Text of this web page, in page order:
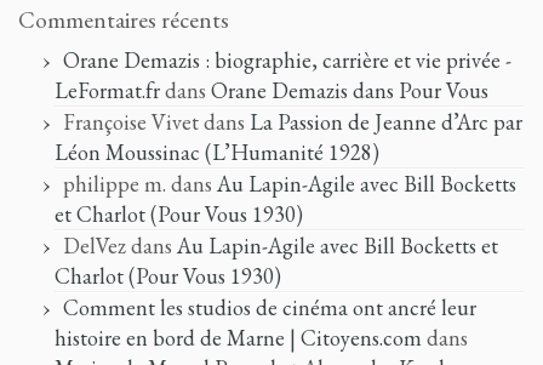
Commentaires récents
Orane Demazis : biographie, carrière et vie privée -
LeFormat.frdans Orane Demazis dans Pour Vous
Françoise Vivetdans La Passion de Jeanne d’Arc par
Léon Moussinac (L’Humanité 1928)
philippe m. dans Au Lapin-Agile avec Bill Bocketts
et Charlot (Pour Vous 1930)
DelVezdans Au Lapin-Agile avec Bill Bocketts et
Charlot (Pour Vous 1930)
Comment les studios de cinéma ont ancré leur
histoire en bord de Marne | Citoyens.comdans